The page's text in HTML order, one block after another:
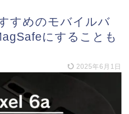
すめのモバイルバ
にすることも
2025年6月1日